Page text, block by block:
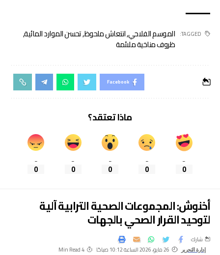
TAGGED: الموسم الفلاحي,انتعاش ملحوظ,تحسن الموارد المائية,
ظروف مناخية ملائمة
Facebook
ماذا تعتقد؟
0
0
0
0
0
أخنوش: المجموعات الصحية الترابية آلية
لتوحيد القرار الصحي بالجهات
إدارة التحرير 26 مايو، 2026 الساعة 10:12 صباحًا 4 Min Read
شارك